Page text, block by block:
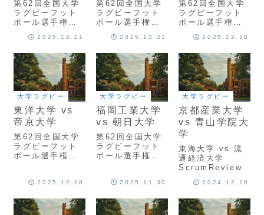
第62回全国大学
ラグビーフット
ボール選手権大
理大学 vs 早稲
ScrumReview
2025.12.21
第62回全国大学
ラグビーフット
ボール選手権大
海大学 vs 京都
ScrumReview
2025.12.21
第62回全国大学
ラグビーフット
ボール選手権大
学 vs 帝京大学
2025.12.18
大学ラグビー
東洋大学 vs
帝京大学
第62回全国大学
ラグビーフット
ボール選手権大
ScrumReview
2025.12.18
大学ラグビー
福岡工業大学
vs 朝日大学
第62回全国大学
ラグビーフット
ボール選手権大
大学
2025.11.30
大学ラグビー
京都産業大学
vs 青山学院大
学
東海大学 vs 流
通経済大学
ScrumReview
2024.12.19